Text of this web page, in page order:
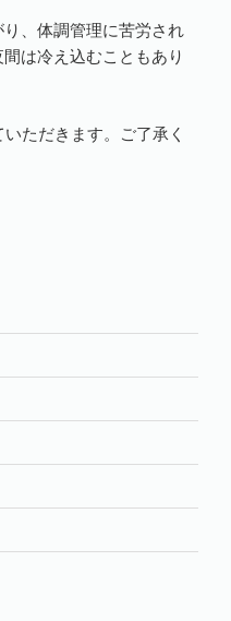
、体調管理に苦労され
は冷え込むこともあり
ただきます。ご了承く